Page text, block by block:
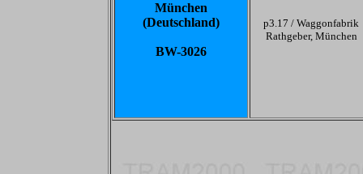
München
(Deutschland)
BW-3026
p3.17 / Waggonfabrik
Rathgeber, München